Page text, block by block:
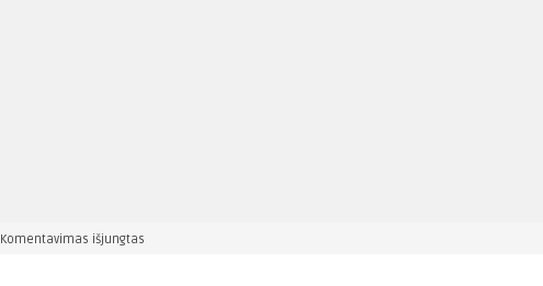
Komentavimas išjungtas